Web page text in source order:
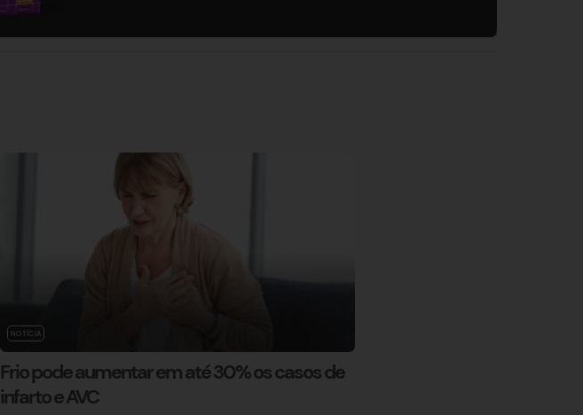
NOTÍCIA
Frio pode aumentar em até 30% os casos de
infarto e AVC